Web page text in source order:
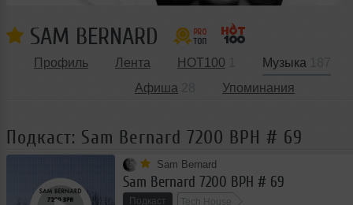
SAM BERNARD
Профиль Лента HOT100 Музыка
Афиша
Упоминания
Подкаст: Sam Bernard 7200 BPH # 69
Sam Bernard
Sam Bernard 7200 BPH # 69
Подкаст Tech House